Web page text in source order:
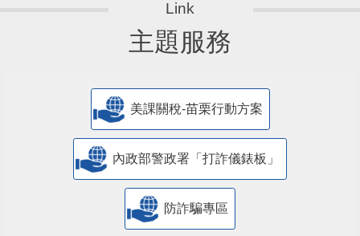
主題服務
美課關稅-苗栗行動方案
內政部警政署「打詐儀錶板」
防詐騙專區